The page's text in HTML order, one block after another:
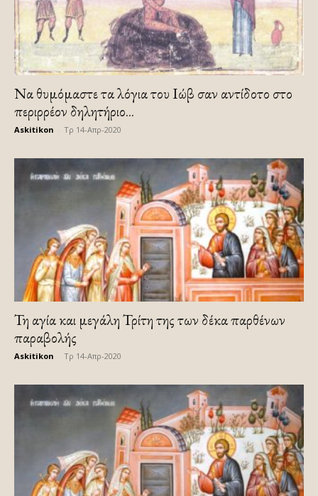
Να θυμόμαστε τα λόγια του Ιώβ σαν αντίδοτο στο
περιρρέον δηλητήριο...
Askitikon Τρ 14-Απρ-2020
Τη αγία και μεγάλη Τρίτη της των δέκα παρθένων
παραβολής
Askitikon Τρ 14-Απρ-2020